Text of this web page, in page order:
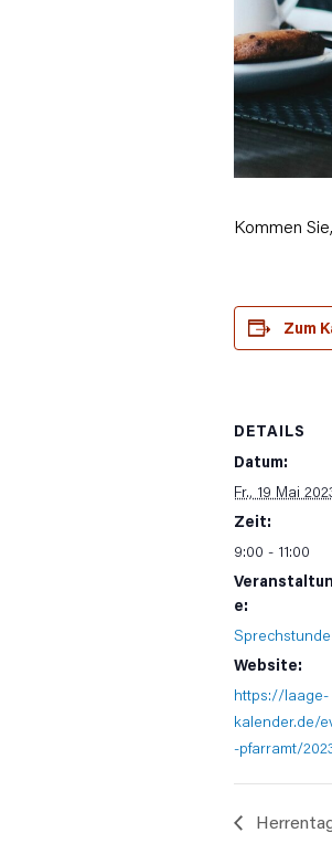
Kommen
Zum
DETAILS
Datum:
Fr., 19 Mai
Zeit:
9:00 - 11:00
e:
Sprechstunde
Website:
https://laage-
kalender.de/
-pfarramt/